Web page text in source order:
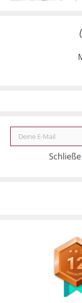
Deine E-Mail